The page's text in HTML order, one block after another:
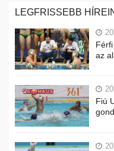
LEGFRISSEBB
az
Fiú